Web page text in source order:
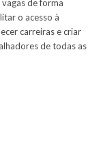
de forma
o acesso à
carreiras e criar
de todas as